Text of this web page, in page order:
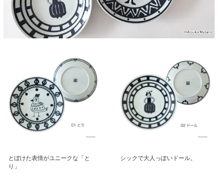
とぼけた表情がユニークな「と
り」
シックで大人っぽいドール。